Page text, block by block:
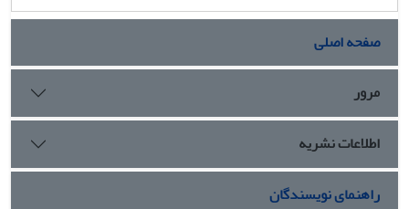
صفحه اصلی
مرور
اطلاعات نشریه
راهنمای نویسندگان